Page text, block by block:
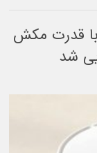
جاروبرقی رباتیک شیائومی Mijia 4 با قدرت مکش